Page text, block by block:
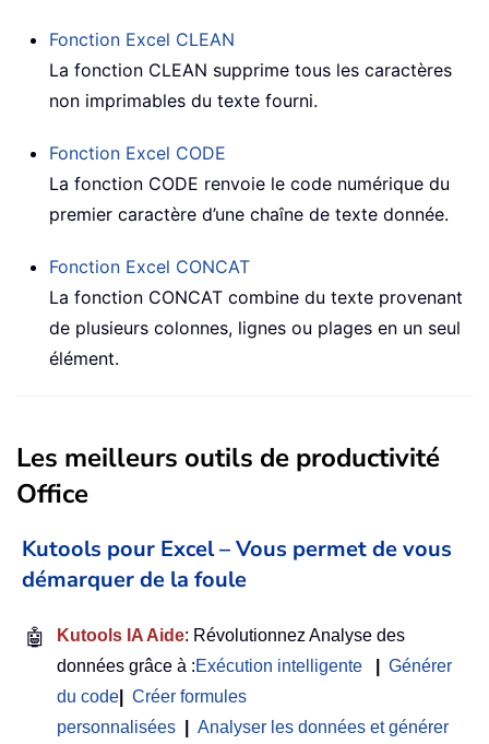
Fonction Excel CLEAN
La fonction CLEAN supprime tous les caractères
non imprimables du texte fourni.
Fonction Excel CODE
La fonction CODE renvoie le code numérique du
premier caractère d’une chaîne de texte donnée.
Fonction Excel CONCAT
La fonction CONCAT combine du texte provenant
de plusieurs colonnes, lignes ou plages en un seul
élément.
Les meilleurs outils de productivité
Office
Kutools pour Excel – Vous permet de vous
démarquer de la foule
🤖 Kutools IA Aide: Révolutionnez Analyse des
données grâce à :Exécution intelligente
Générer
du code
Créer formules
personnalisées
Analyser les données et générer